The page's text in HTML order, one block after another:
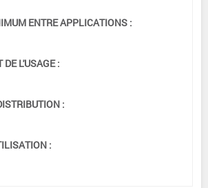
ENTRE APPLICATIONS :
DE L'USAGE :
:
: